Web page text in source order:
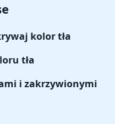
kolor tła
tła
i zakrzywionymi